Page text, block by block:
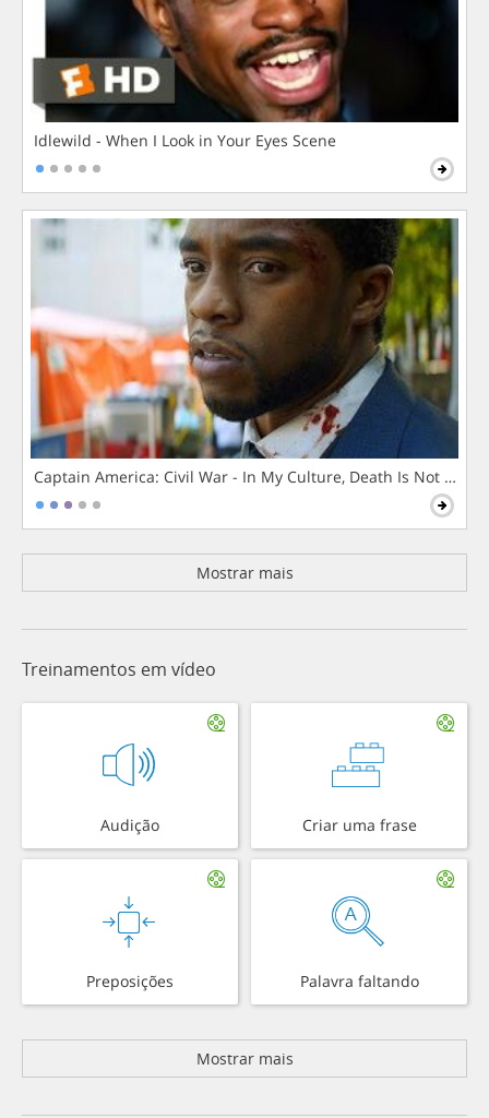
Idlewild - When I Look in Your Eyes Scene
Captain America: Civil War - In My Culture, Death Is Not The
Mostrar mais
Treinamentos em vídeo
Audição Criar uma frase
Preposições Palavra faltando
Mostrar mais